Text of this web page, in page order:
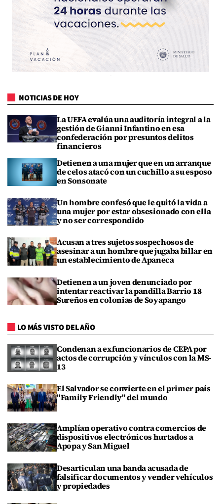
NOTICIAS DE HOY
La UEFA evalúa una auditoría integral a la
gestión de Gianni Infantino en esa
confederación por presuntos delitos
financieros
Detienen a una mujer que en un arranque
de celos atacó con un cuchillo a su esposo
en Sonsonate
Un hombre confesó que le quitó la vida a
una mujer por estar obsesionado con ella
y no ser correspondido
Acusan a tres sujetos sospechosos de
asesinar a un hombre que jugaba billar en
un establecimiento de Apaneca
Detienen a un joven denunciado por
intentar reactivar la pandilla Barrio 18
Sureños en colonias de Soyapango
LO MÁS VISTO DEL AÑO
Condenan a exfuncionarios de CEPA por
actos de corrupción y vínculos con la MS-
13
El Salvador se convierte en el primer país
"Family Friendly" del mundo
Amplían operativo contra comercios de
dispositivos electrónicos hurtados a
Apopa y San Miguel
Desarticulan una banda acusada de
falsificar documentos y vender vehículos
y propiedades